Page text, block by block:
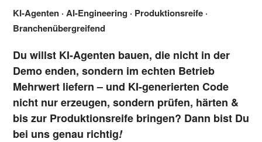
KI-Agenten · AI-Engineering · Produktionsreife ·
Branchenübergreifend
Du willst KI-Agenten bauen, die nicht in der
Demo enden, sondern im echten Betrieb
Mehrwert liefern – und KI-generierten Code
nicht nur erzeugen, sondern prüfen, härten &
bis zur Produktionsreife bringen? Dann bist Du
bei uns genau richtig!